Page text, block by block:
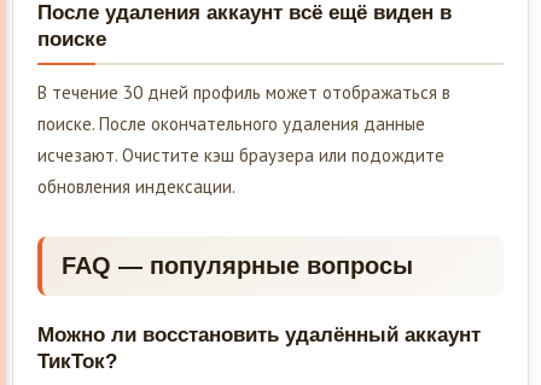
После удаления аккаунт всё ещё виден в
поиске
В течение 30 дней профиль может отображаться в
поиске. После окончательного удаления данные
исчезают. Очистите кэш браузера или подождите
обновления индексации.
FAQ — популярные вопросы
Можно ли восстановить удалённый аккаунт
ТикТок?